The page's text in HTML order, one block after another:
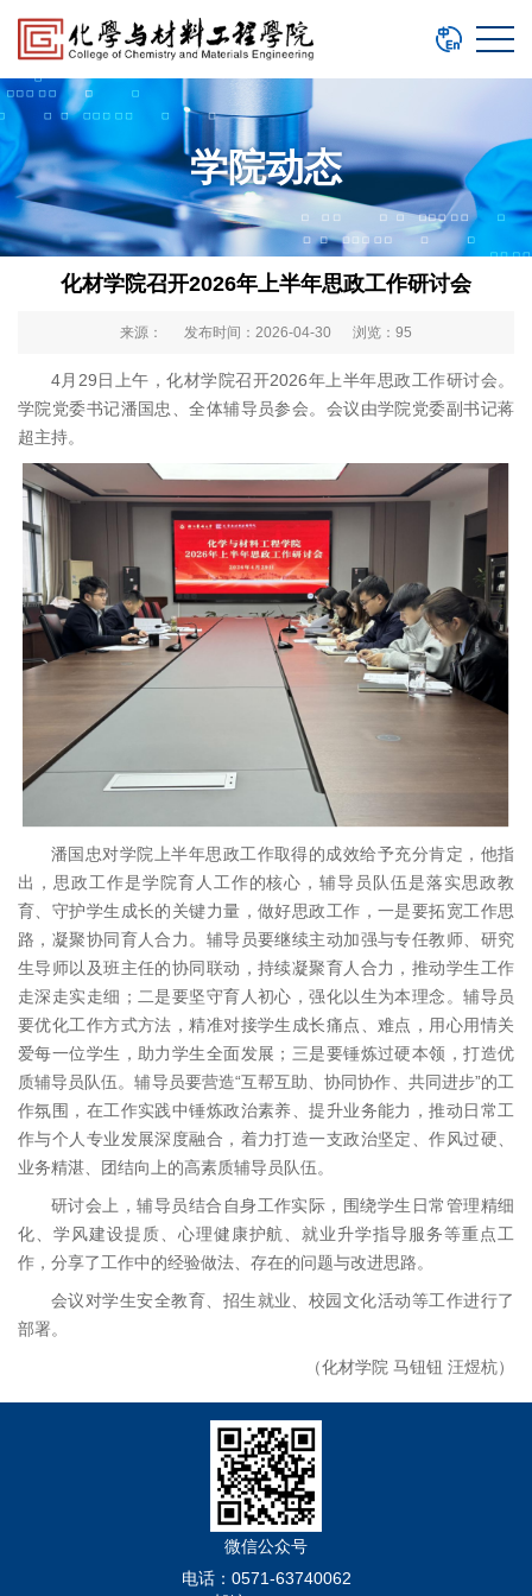
学院动态
化材学院召开2026年上半年思政工作研讨会
来源： 发布时间：2026-04-30 浏览： 95
4月29日上午，化材学院召开2026年上半年思政工作研讨会。
学院党委书记潘国忠、全体辅导员参会。会议由学院党委副书记蒋
超主持。
潘国忠对学院上半年思政工作取得的成效给予充分肯定，他指
出，思政工作是学院育人工作的核心，辅导员队伍是落实思政教
育、守护学生成长的关键力量，做好思政工作，一是要拓宽工作思
路，凝聚协同育人合力。辅导员要继续主动加强与专任教师、研究
生导师以及班主任的协同联动，持续凝聚育人合力，推动学生工作
走深走实走细；二是要坚守育人初心，强化以生为本理念。辅导员
要优化工作方式方法，精准对接学生成长痛点、难点，用心用情关
爱每一位学生，助力学生全面发展；三是要锤炼过硬本领，打造优
质辅导员队伍。辅导员要营造“互帮互助、协同协作、共同进步”的工
作氛围，在工作实践中锤炼政治素养、提升业务能力，推动日常工
作与个人专业发展深度融合，着力打造一支政治坚定、作风过硬、
业务精湛、团结向上的高素质辅导员队伍。
研讨会上，辅导员结合自身工作实际，围绕学生日常管理精细
化、学风建设提质、心理健康护航、就业升学指导服务等重点工
作，分享了工作中的经验做法、存在的问题与改进思路。
会议对学生安全教育、招生就业、校园文化活动等工作进行了
部署。
（化材学院 马钮钮 汪煜杭）
微信公众号
电话：0571-63740062